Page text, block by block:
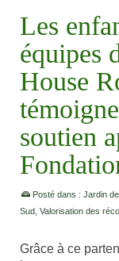
Les
équipes
House
soutien
Posté dans : Jardin
Sud Valorisation des
Grâce à ce